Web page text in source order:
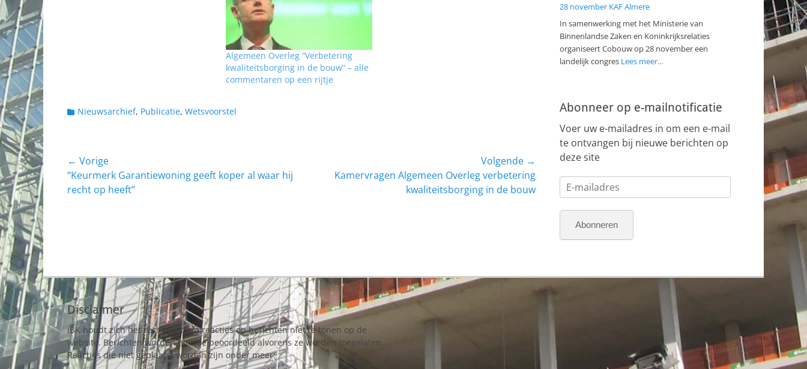
Algemeen Overleg “Verbetering
kwaliteitsborging in de bouw” – alle
commentaren op een rijtje
Categorieën
Nieuwsarchief, Publicatie, Wetsvoorstel
Bericht
navigatie
← Vorige
Vorig
bericht:
“Keurmerk Garantiewoning geeft koper al waar hij
recht op heeft”
Volgende →
VolgendKamervragen Algemeen Overleg verbetering
kwaliteitsborging in de bouw
28 november KAF Almere
In samenwerking met het Ministerie van
Binnenlandse Zaken en Koninkrijksrelaties
organiseert Cobouw op 28 november een
landelijk congres Lees meer...
Abonneer op e-mailnotificatie
Voer uw e-mailadres in om een e-mail
te ontvangen bij nieuwe berichten op
deze site
E-
mailadres
Abonneren
Disclaimer
iBK houdt zich het recht voor om reacties op berichten niet te tonen op de
website. Berichten worden hiertoe beoordeeld alvorens ze worden toegelaten.
Reacties die niet geplaatst worden zijn onder meer: